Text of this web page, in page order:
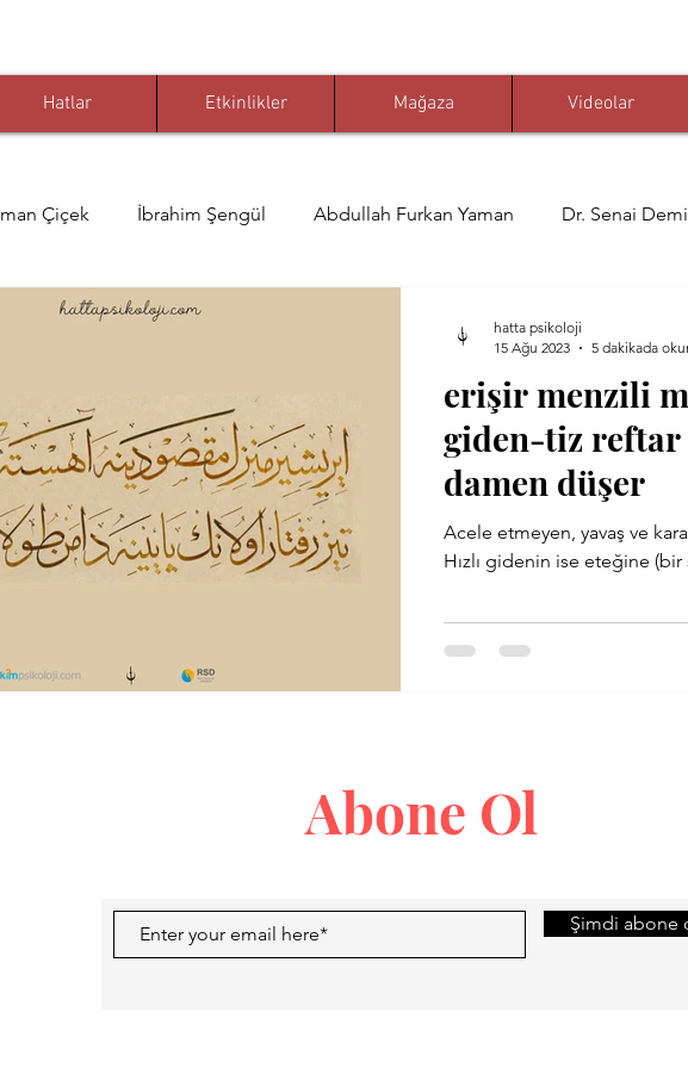
Hatlar Etkinlikler Mağaza Videolar
Çiçek İbrahim Şengül Abdullah Furkan Yaman Dr. Senai
Prof. Dr. Ömer Karaoğlu
Muhammed Nuri Çelikkaya Celi Divani Mehmet
Senem Demirci Faruk Eratlı Cemali Gündoğdu kelam-ı kibar
Ceyhun Oydem Ayet
erişir menzili
giden-tiz reftar
damen düşer
Acele etmeyen, yavaş ve
Hızlı
hatta psikoloji
15 Ağu 2023
5 dakikada
Abone Ol
Şimdi abone